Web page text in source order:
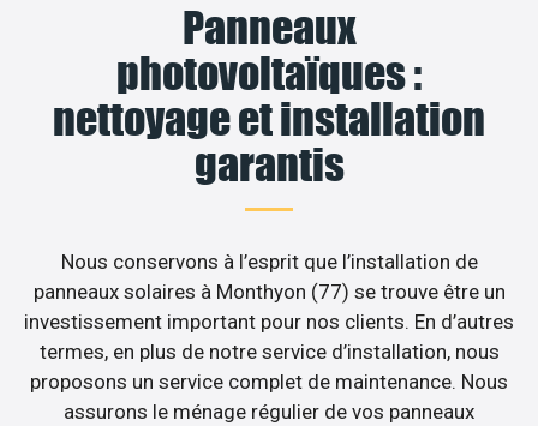
Panneaux
photovoltaïques :
nettoyage et installation
garantis
Nous conservons à l’esprit que l’installation de
panneaux solaires à Monthyon (77) se trouve être un
investissement important pour nos clients. En d’autres
termes, en plus de notre service d’installation, nous
proposons un service complet de maintenance. Nous
assurons le ménage régulier de vos panneaux